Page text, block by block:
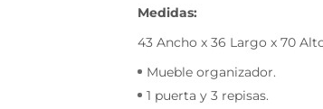
Medidas:
43 Ancho x 36 Largo x 70
Mueble organizador.
1 puerta y 3 repisas.